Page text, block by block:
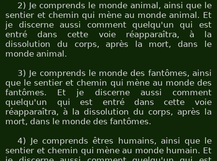
2) Je comprends le monde animal, ainsi que le
sentier et chemin qui mène au monde animal. Et
je discerne aussi comment quelqu'un qui est
entré dans cette voie réapparaîtra, à la
dissolution du corps, après la mort, dans le
monde animal.
3) Je comprends le monde des fantômes, ainsi
que le sentier et chemin qui mène au monde des
fantômes. Et je discerne aussi comment
quelqu'un qui est entré dans cette voie
réapparaîtra, à la dissolution du corps, après la
mort, dans le monde des fantômes.
4) Je comprends êtres humains, ainsi que le
sentier et chemin qui mène au monde humain. Et